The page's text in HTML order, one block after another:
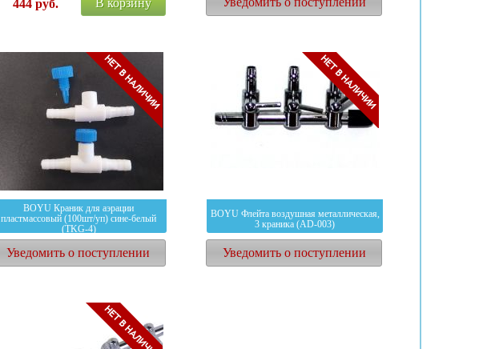
444руб. В корзину 585руб.
BOYU Краник для аэрации
пластмассовый (100шт/уп) сине-белый
(TKG-4)
1687руб.
Уведомить о поступлении
BOYU Флейта воздушная металлическая,
3 краника (AD-003)
304руб.
Уведомить о поступлении